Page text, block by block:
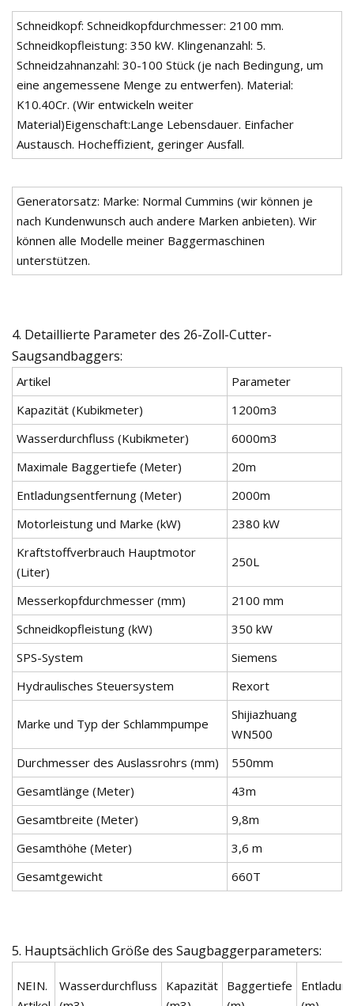
Schneidkopf: Schneidkopfdurchmesser: 2100 mm.
Schneidkopfleistung: 350 kW. Klingenanzahl: 5.
Schneidzahnanzahl: 30-100 Stück (je nach Bedingung, um
eine angemessene Menge zu entwerfen). Material:
K10.40Cr. (Wir entwickeln weiter
Material)Eigenschaft:Lange Lebensdauer. Einfacher
Austausch. Hocheffizient, geringer Ausfall.
Generatorsatz: Marke: Normal Cummins (wir können je
nach Kundenwunsch auch andere Marken anbieten). Wir
können alle Modelle meiner Baggermaschinen
unterstützen.
4. Detaillierte Parameter des 26-Zoll-Cutter-
Saugsandbaggers:
Artikel
Parameter
Kapazität (Kubikmeter)
1200m3
Wasserdurchfluss (Kubikmeter)
6000m3
Maximale Baggertiefe (Meter)
20m
Entladungsentfernung (Meter)
2000m
Motorleistung und Marke (kW)
2380 kW
Kraftstoffverbrauch Hauptmotor
(Liter)
250L
Messerkopfdurchmesser (mm)
2100 mm
Schneidkopfleistung (kW)
350 kW
SPS-System
Siemens
Hydraulisches Steuersystem
Rexort
Marke und Typ der Schlammpumpe
Shijiazhuang
WN500
Durchmesser des Auslassrohrs (mm)
550mm
Gesamtlänge (Meter)
43m
Gesamtbreite (Meter)
9,8m
Gesamthöhe (Meter)
3,6 m
Gesamtgewicht
660T
5. Hauptsächlich Größe des Saugbaggerparameters:
NEIN.
Wasserdurchfluss
Kapazität Baggertiefe